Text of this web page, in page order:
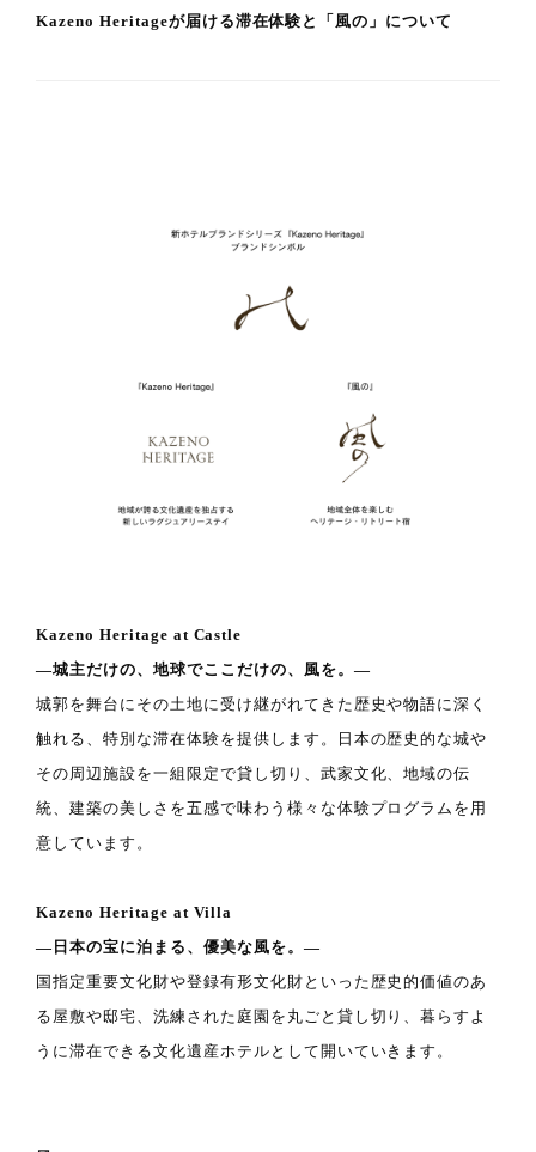
Kazeno Heritageが届ける滞在体験と「風の」について
Kazeno Heritage at Castle
―城主だけの、地球でここだけの、風を。―
城郭を舞台にその土地に受け継がれてきた歴史や物語に深く
触れる、特別な滞在体験を提供します。日本の歴史的な城や
その周辺施設を一組限定で貸し切り、武家文化、地域の伝
統、建築の美しさを五感で味わう様々な体験プログラムを用
意しています。
Kazeno Heritage at Villa
―日本の宝に泊まる、優美な風を。―
国指定重要文化財や登録有形文化財といった歴史的価値のあ
る屋敷や邸宅、洗練された庭園を丸ごと貸し切り、暮らすよ
うに滞在できる文化遺産ホテルとして開いていきます。